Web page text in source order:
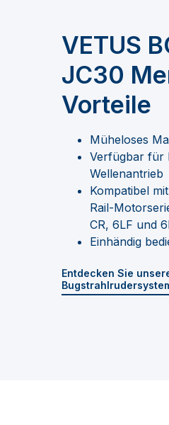
VETUS
JC30
Vorteile
Müheloses
Verfügbar für
Wellenantrieb
Kompatibel
Rail-
CR, 6LF und
Einhändig
Entdecken Sie